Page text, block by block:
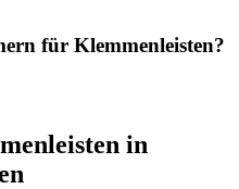
für Klemmenleisten?
in